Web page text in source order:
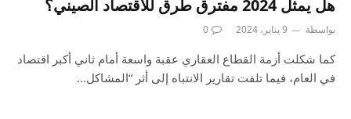
هل يمثل 2024 مفترق طرق للاقتصاد الصيني؟
بواسطة 9 يناير، 2024 0
كما شكلت أزمة القطاع العقاري عقبة واسعة أمام ثاني أكبر اقتصاد
في العام، فيما تلفت تقارير الانتباه إلى أثر “المشاكل…